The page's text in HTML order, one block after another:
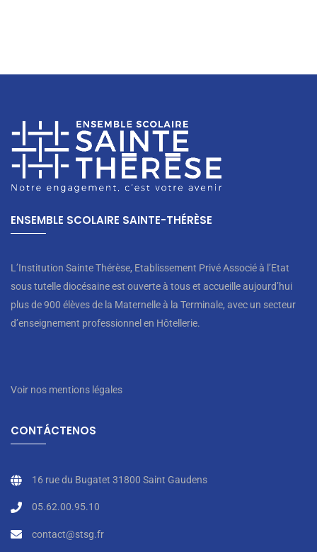
ENSEMBLE SCOLAIRE SAINTE-THÉRÈSE
L’Institution Sainte Thérèse, Etablissement Privé Associé à l’Etat
sous tutelle diocésaine est ouverte à tous et accueille aujourd’hui
plus de 900 élèves de la Maternelle à la Terminale, avec un secteur
d’enseignement professionnel en Hôtellerie.
Voir nos mentions légales
CONTÁCTENOS
16 rue du Bugatet 31800 Saint Gaudens
05.62.00.95.10
contact@stsg.fr